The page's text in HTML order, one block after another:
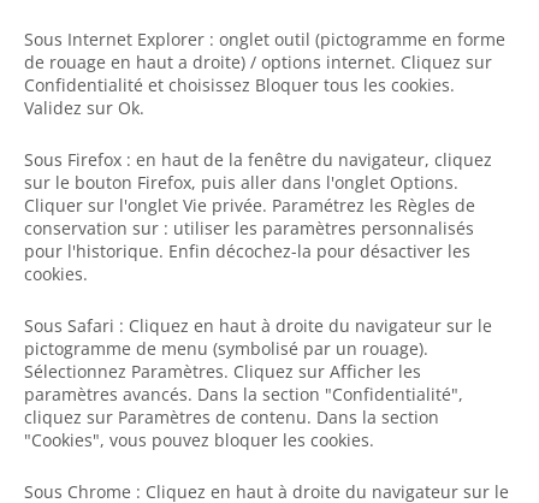
Sous Internet Explorer : onglet outil (pictogramme en forme
de rouage en haut a droite) / options internet. Cliquez sur
Confidentialité et choisissez Bloquer tous les cookies.
Validez sur Ok.
Sous Firefox : en haut de la fenêtre du navigateur, cliquez
sur le bouton Firefox, puis aller dans l'onglet Options.
Cliquer sur l'onglet Vie privée. Paramétrez les Règles de
conservation sur : utiliser les paramètres personnalisés
pour l'historique. Enfin décochez-la pour désactiver les
cookies.
Sous Safari : Cliquez en haut à droite du navigateur sur le
pictogramme de menu (symbolisé par un rouage).
Sélectionnez Paramètres. Cliquez sur Afficher les
paramètres avancés. Dans la section "Confidentialité",
cliquez sur Paramètres de contenu. Dans la section
"Cookies", vous pouvez bloquer les cookies.
Sous Chrome : Cliquez en haut à droite du navigateur sur le